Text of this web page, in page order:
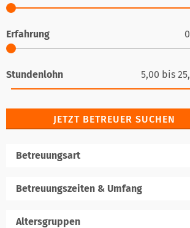
Erfahrung 0
Stundenlohn 5,00 bis
JETZT BETREUER SUCHEN
Betreuungsart
Betreuungszeiten & Umfang
Altersgruppen